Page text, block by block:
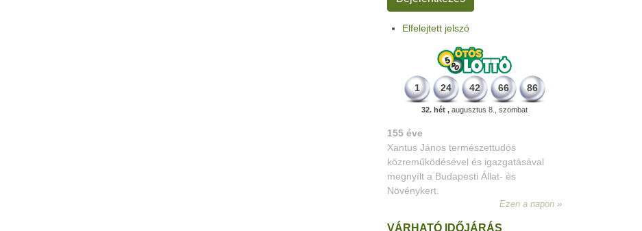
Elfelejtett jelszó
1 24 42 66 86
32. hét , augusztus 8., szombat
226 éve
Megszületett Dukai Takács Judit,
művésznevén Malvina költőnő.
Ezen a napon
VÁRHATÓ IDŐJÁRÁS